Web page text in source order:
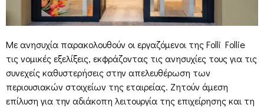
Με ανησυχία παρακολουθούν οι εργαζόμενοι της Folli Follie
τις νομικές εξελίξεις, εκφράζοντας τις ανησυχίες τους για τις
συνεχείς καθυστερήσεις στην απελευθέρωση των
περιουσιακών στοιχείων της εταιρείας. Ζητούν άμεση
επίλυση για την αδιάκοπη λειτουργία της επιχείρησης και τη